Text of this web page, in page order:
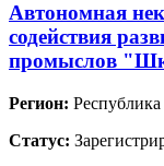
Автономная
содействия
промыслов
Регион:
Статус: